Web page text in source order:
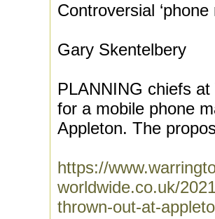
Controversial
Gary Skentelbery
PLANNING chiefs
for a mobile phone
Appleton. The
https://
worldwide.co.uk/
thrown-out-at-